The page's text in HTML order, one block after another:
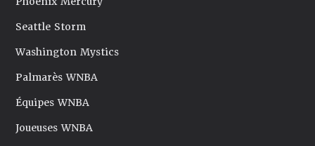
Seattle Storm
Washington Mystics
Palmarès WNBA
Équipes WNBA
Joueuses WNBA